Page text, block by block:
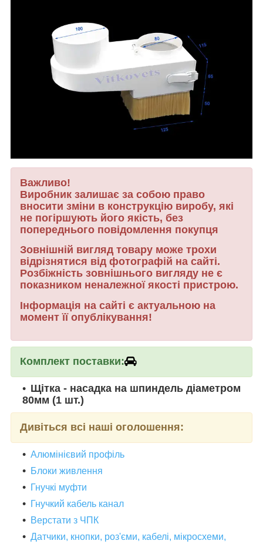
Важливо!
Виробник залишає за собою право
вносити зміни в конструкцію виробу, які
не погіршують його якість, без
попереднього повідомлення покупця
Зовнішній вигляд товару може трохи
відрізнятися від фотографій на сайті.
Розбіжність зовнішнього вигляду не є
показником неналежної якості пристрою.
Інформація на сайті є актуальною на
момент її опублікування!
Комплект поставки:
Щітка - насадка на шпиндель діаметром
80мм (1 шт.)
Дивіться всі наші оголошення:
Алюмінієвий профіль
Блоки живлення
Гнучкі муфти
Гнучкий кабель канал
Верстати з ЧПК
Датчики, кнопки, роз'єми, кабелі, мікросхеми,